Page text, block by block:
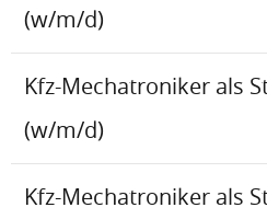
(w/m/d)
Kfz-Mechatroniker als
(w/m/d)
Kfz-Mechatroniker als